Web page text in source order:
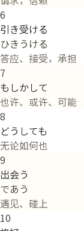
6
引き受ける
ひきうける
答应、接受，承担
7
もしかして
也许、或许、可能
8
どうしても
无论如何也
9
出会う
であう
遇见、碰上
10